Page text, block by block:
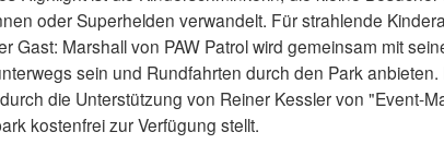
oder Superhelden verwandelt. Für strahlende
Gast: Marshall von PAW Patrol wird gemeinsam mit
sein und Rundfahrten durch den Park anbieten.
die Unterstützung von Reiner Kessler von "Event-
kostenfrei zur Verfügung stellt.